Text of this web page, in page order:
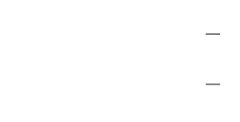
—
—